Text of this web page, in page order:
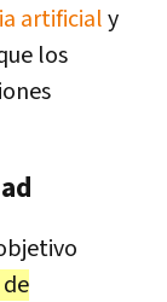
artificialy
los